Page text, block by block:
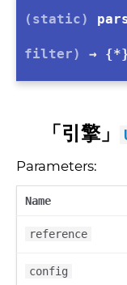
(static)
filter) →
「引擎」
Parameters:
Name
reference
config